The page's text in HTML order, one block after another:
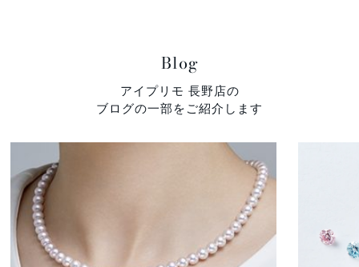
Blog
アイプリモ 長野店の
ブログの一部をご紹介します